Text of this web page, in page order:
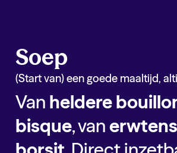
Soep
(Start van) een goede maaltijd,
Van heldere
bisque, van